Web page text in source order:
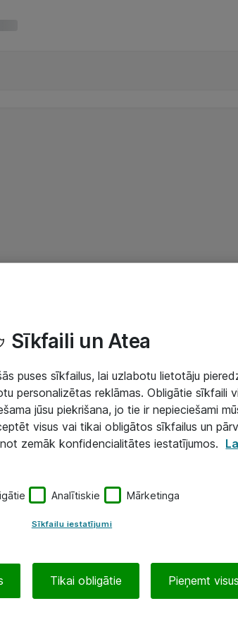
Sīkfaili un Atea
puses sīkfailus, lai uzlabotu lietotāju
personalizētas reklāmas. Obligātie sīkfaili
jūsu piekrišana, jo tie ir nepieciešami
visus vai tikai obligātos sīkfailus un
zemāk konfidencialitātes iestatījumos.
Analītiskie Mārketinga
Sīkfailu iestatījumi
Tikai obligātie Pieņemt